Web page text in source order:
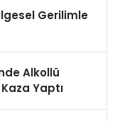
Gerilimle
Alkollü
Yaptı